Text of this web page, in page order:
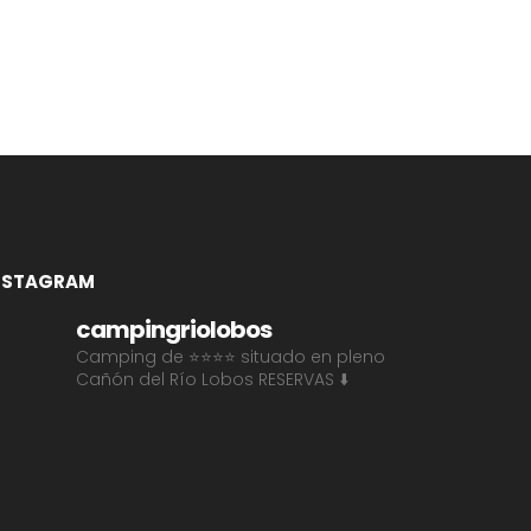
campingriolobos
Camping de ⭐⭐⭐⭐ situado en pleno
Cañón del Río Lobos RESERVAS ⬇️